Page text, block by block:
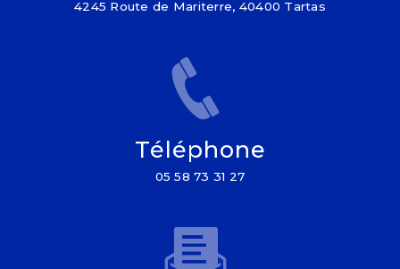
4245 Route de Mariterre, 40400 Tartas
Téléphone
05 58 73 31 27